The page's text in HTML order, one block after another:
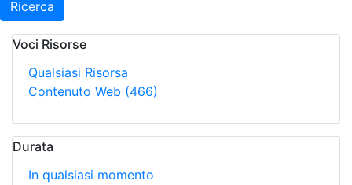
Ricerca
Voci Risorse
Qualsiasi Risorsa
Contenuto Web (466)
Durata
In qualsiasi momento